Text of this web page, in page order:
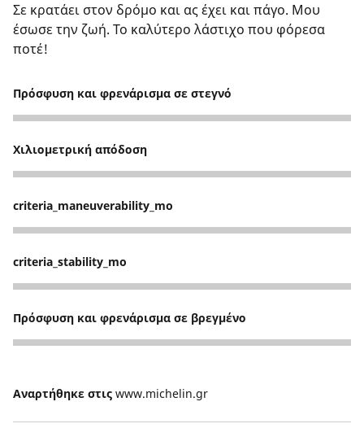
Σε κρατάει στον δρόμο και ας έχει και πάγο. Μου
έσωσε την ζωή. Το καλύτερο λάστιχο που φόρεσα
ποτέ!
Πρόσφυση και φρενάρισμα σε στεγνό
5
Χιλιομετρική απόδοση
5
criteria_maneuverability_mo
5
criteria_stability_mo
5
Πρόσφυση και φρενάρισμα σε βρεγμένο
5
Αναρτήθηκε στις www.michelin.gr